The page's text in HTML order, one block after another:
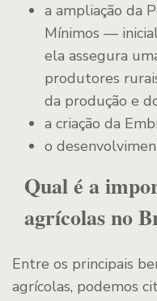
a ampliação da
Mínimos —
ela assegura
produtores
da produção e
a criação da
o
Qual é a
agrícolas no
Entre os principais
agrícolas, podemos